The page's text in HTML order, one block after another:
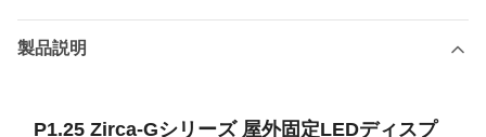
製品説明
P1.25 Zirca-Gシリーズ 屋外固定LEDディスプ